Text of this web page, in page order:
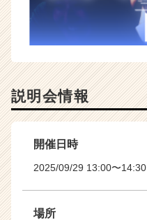
説明会情報
開催日時
2025/09/29 13:00〜14:30
場所